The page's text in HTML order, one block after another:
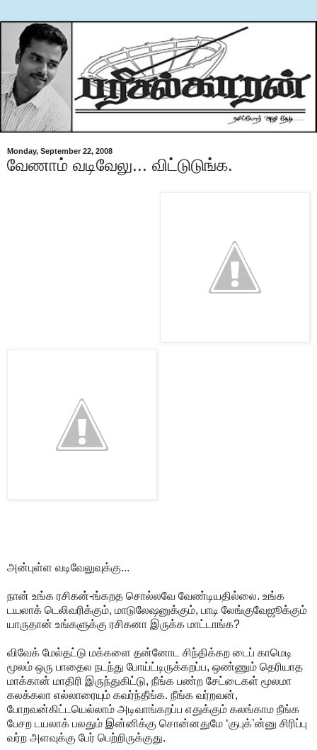
Monday, September 22, 2008
வேணாம் வடிவேலு... விட்டுடுங்க.
அன்புள்ள வடிவேலுவுக்கு...
நான் உங்க ரசிகன்-ங்கறத சொல்லவே வேண்டியதில்லை. உங்க
டயலாக் டெலிவரிக்கும், மாடுலேஷனுக்கும், பாடி லேங்குவேஜூக்கும்
யாருதான் உங்களுக்கு ரசிகனா இருக்க மாட்டாங்க?
விவேக் மேல்தட்டு மக்களை தன்னோட சிந்திக்கற டைப் காமெடி
மூலம் ஒரு பாதைல நடந்து போய்ட்டிருக்கறப்ப, ஒண்ணும் தெரியாத
மாக்கான் மாதிரி இருந்துகிட்டு, நீங்க பண்ற சேட்டைகள் மூலமா
கலக்கலா எல்லாரையும் கவர்ந்தீங்க. நீங்க வர்றவன்,
போறவன்கிட்டயெல்லாம் அடிவாங்கறப்ப எதுக்கும் கலங்காம நீங்க
பேசற டயலாக் பலதும் இன்னிக்கு சொன்னதுமே ‘குபுக்’ன்னு சிரிப்பு
வர்ற அளவுக்கு பேர் பெற்றிருக்குது.